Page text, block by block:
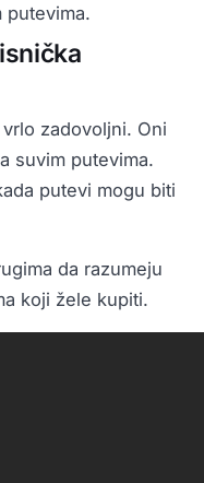
putevima.
zadovoljni. Oni
suvim putevima.
putevi mogu biti
da razumeju
koji žele kupiti.